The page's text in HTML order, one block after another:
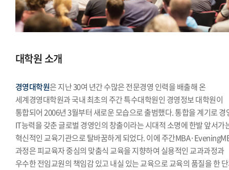
대학원 소개
경영대학원은 지난 30여 년간 수많은 전문경영 인력을 배출해 온
세계경영대학원과 국내 최초의 주간 특수대학원인 경영정보 대학원이
통합되어 2006년 3월부터 새로운 모습으로 출범했다. 통합을 계기로 경
IT능력을 갖춘 글로벌 경영인의 창출이라는 시대적 소명에 한발 앞서가
혁신적인 교육기관으로 탈바꿈하게 되었다. 이에 주간
과정은 피교육자 중심의 맞춤식 교육을 지향하여 실용적인 교과과정과
우수한 전임교원의 책임감 있고 내실 있는 교육으로 교육의 품질을 한